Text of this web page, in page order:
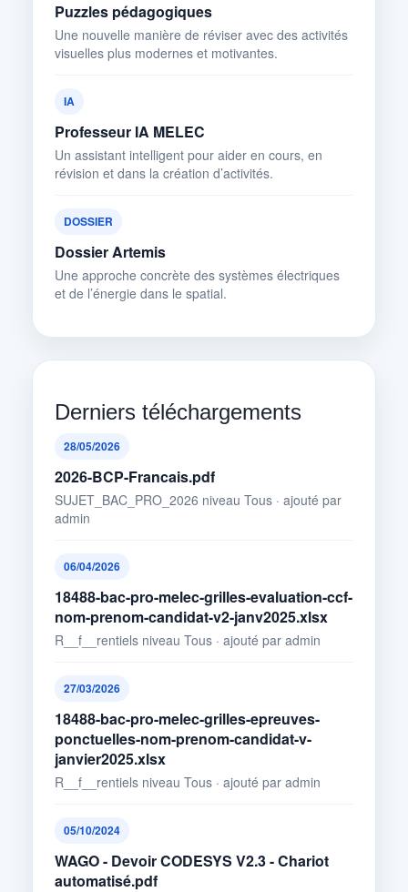
Puzzles pédagogiques
Une nouvelle manière de réviser avec des activités
visuelles plus modernes et motivantes.
IA
Professeur IA MELEC
Un assistant intelligent pour aider en cours, en
révision et dans la création d’activités.
DOSSIER
Dossier Artemis
Une approche concrète des systèmes électriques
et de l’énergie dans le spatial.
Derniers téléchargements
28/05/2026
2026-BCP-Francais.pdf
SUJET_BAC_PRO_2026 niveau Tous · ajouté par
admin
06/04/2026
18488-bac-pro-melec-grilles-evaluation-ccf-
nom-prenom-candidat-v2-janv2025.xlsx
R__f__rentiels niveau Tous · ajouté par admin
27/03/2026
18488-bac-pro-melec-grilles-epreuves-
ponctuelles-nom-prenom-candidat-v-
janvier2025.xlsx
R__f__rentiels niveau Tous · ajouté par admin
05/10/2024
WAGO - Devoir CODESYS V2.3 - Chariot
automatisé.pdf